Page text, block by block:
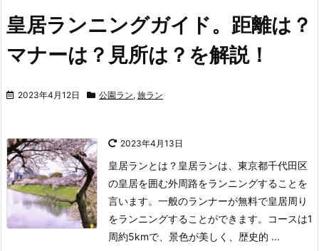
皇居ランニングガイド。距離は？
マナーは？見所は？を解説！
2023年4月12日 公園ラン, 旅ラン
2023年4月13日
皇居ランとは？ 皇居ランは、東京都千代田区
の皇居を囲む外周路をランニングすることを
言います。 一般のランナーが無料で皇居周り
をランニングすることができます。
コースは1
周約5kmで、 景色が美しく、歴史的 ...